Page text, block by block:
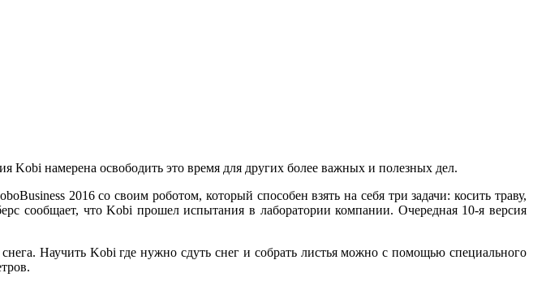
Kobi намерена освободить это время для других более важных и полезных дел.
2016 со своим роботом, который способен взять на себя три задачи: косить траву,
сообщает, что Kobi прошел испытания в лаборатории компании. Очередная 10-я версия
Научить Kobi где нужно сдуть снег и собрать листья можно с помощью специального